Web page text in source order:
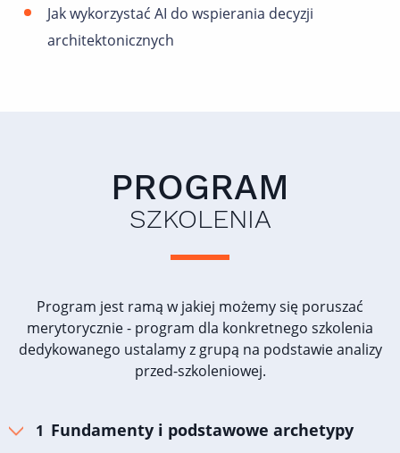
Jak wykorzystać AI do wspierania decyzji
architektonicznych
PROGRAM
SZKOLENIA
Program jest ramą w jakiej możemy się poruszać
merytorycznie - program dla konkretnego szkolenia
dedykowanego ustalamy z grupą na podstawie analizy
przed-szkoleniowej.
Fundamenty i podstawowe archetypy